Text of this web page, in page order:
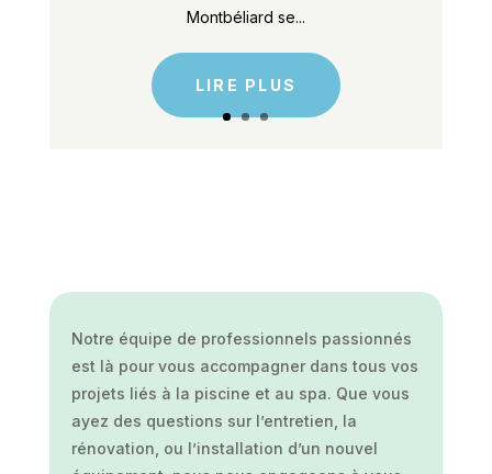
Montbéliard se...
LIRE PLUS
Notre équipe de professionnels passionnés
est là pour vous accompagner dans tous vos
projets liés à la piscine et au spa. Que vous
ayez des questions sur l’entretien, la
rénovation, ou l’installation d’un nouvel